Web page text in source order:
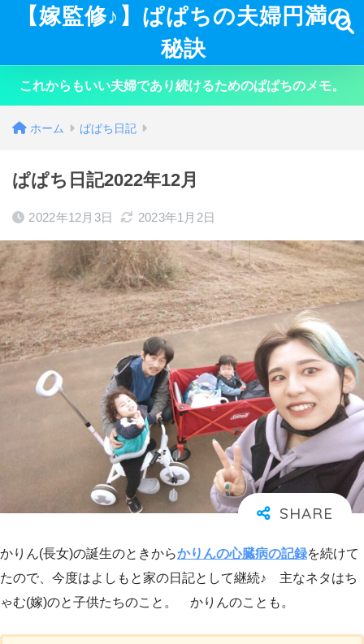
【嫁監修♪】ぱぱちの夫婦円満の
秘訣
これからもいい夫婦であり続けるためのぱぱちのメモ。
ホーム ぱぱち日記
ぱぱち日記2022年12月
2022年12月3日 2023年1月2日
かりん(長女)の誕生のときからかりんの心臓病の記録を続けて
たので、今度はよしもと家の日記として継続♪ 主なネタはち
ゃむ(嫁)のと子供たちのこと。 かりんのことも。